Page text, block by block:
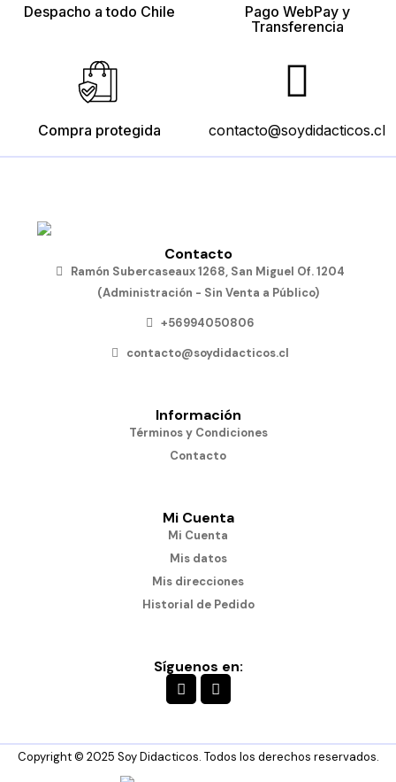
$12.790 Añadir Añadir
carro
Añadir
al
carro
Despacho a todo Chile
Pago WebPay y
Transferencia
Compra protegida contacto@soydidacticos.cl
Contacto
Ramón Subercaseaux 1268, San Miguel Of. 1204
(Administración - Sin Venta a Público)
+56994050806
contacto@soydidacticos.cl
Información
Términos y Condiciones
Contacto
Mi Cuenta
Mi Cuenta
Mis datos
Mis direcciones
Historial de Pedido
Síguenos en:
Copyright © 2025 Soy Didacticos. Todos los derechos reservados.